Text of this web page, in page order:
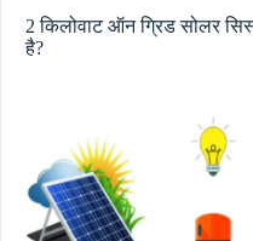
2 किलोवाट ऑन ग्रिड सोलर
है?